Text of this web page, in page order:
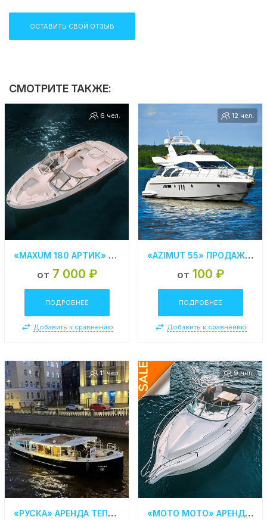
ОСТАВИТЬ СВОЙ ОТЗЫВ
СМОТРИТЕ ТАКЖЕ:
6 чел.
«MAXUM 180 АРТИК» АРЕНДА КАТЕРА В СПБ
от 7 000 ₽
ПОДРОБНЕЕ
Добавить к сравнению
12 чел.
«AZIMUT 55» ПРОДАЖА ЯХТЫ В СПБ
от 100 ₽
ПОДРОБНЕЕ
Добавить к сравнению
11 чел.
«РУСКА» АРЕНДА ТЕПЛОХОДА В СПБ
9 чел.
«MOTO MOTO» АРЕНДА КАТЕРА В СПБ